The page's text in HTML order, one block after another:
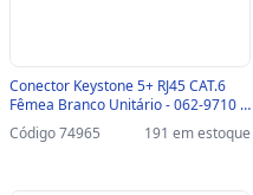
Conector Keystone 5+ RJ45 CAT.6
Fêmea Branco Unitário - 062-9710 -
062-9710 - VENDIDO UNITÁRIO
Código 74965 191 em estoque